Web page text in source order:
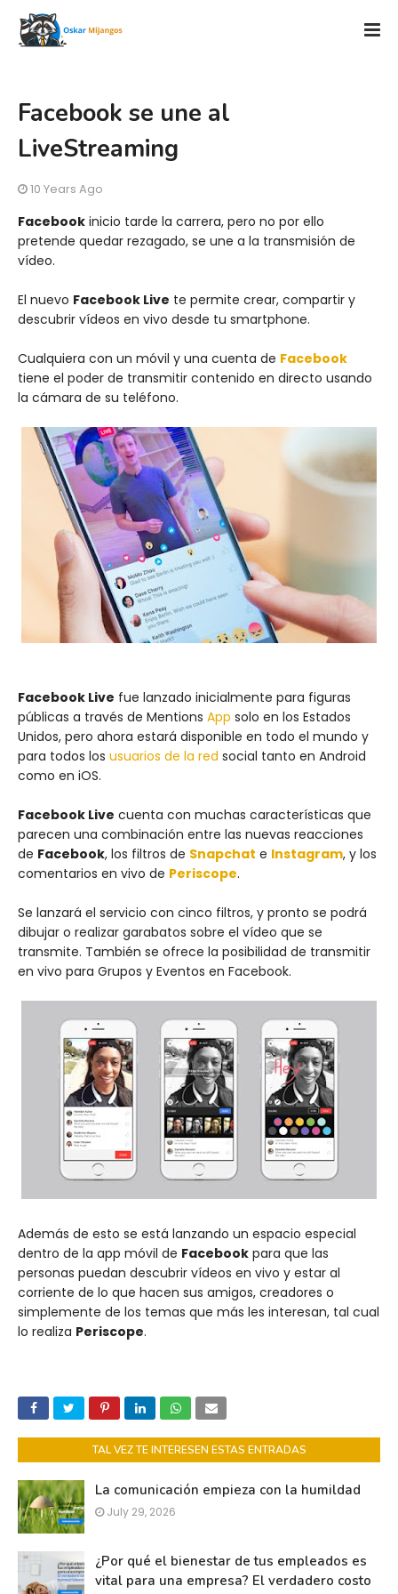
Facebook se une al
LiveStreaming
10 Years Ago
Facebook inicio tarde la carrera, pero no por ello
pretende quedar rezagado, se une a la transmisión de
vídeo.
El nuevo Facebook Live te permite crear, compartir y
descubrir vídeos en vivo desde tu smartphone.
Cualquiera con un móvil y una cuenta de Facebook
tiene el poder de transmitir contenido en directo usando
la cámara de su teléfono.
Facebook Live fue lanzado inicialmente para figuras
públicas a través de Mentions App solo en los Estados
Unidos, pero ahora estará disponible en todo el mundo y
para todos los usuarios de la red social tanto en Android
como en iOS.
Facebook Live cuenta con muchas características que
parecen una combinación entre las nuevas reacciones
de Facebook, los filtros de Snapchat e Instagram, y los
comentarios en vivo de Periscope.
Se lanzará el servicio con cinco filtros, y pronto se podrá
dibujar o realizar garabatos sobre el vídeo que se
transmite. También se ofrece la posibilidad de transmitir
en vivo para Grupos y Eventos en Facebook.
Además de esto se está lanzando un espacio especial
dentro de la app móvil de Facebook para que las
personas puedan descubrir vídeos en vivo y estar al
corriente de lo que hacen sus amigos, creadores o
simplemente de los temas que más les interesan, tal cual
lo realiza Periscope.
TAL VEZ TE INTERESEN ESTAS ENTRADAS
La comunicación empieza con la humildad
July 29, 2026
¿Por qué el bienestar de tus empleados es
vital para una empresa? El verdadero costo